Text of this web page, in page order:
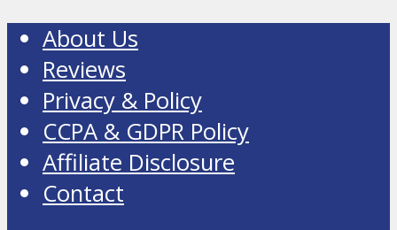
About Us
Reviews
Privacy & Policy
CCPA & GDPR Policy
Affiliate Disclosure
Contact